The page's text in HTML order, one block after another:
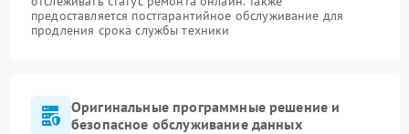
предоставляется постгарантийное обслуживание для
продления срока службы техники
Оригинальные программные решение и
безопасное обслуживание данных